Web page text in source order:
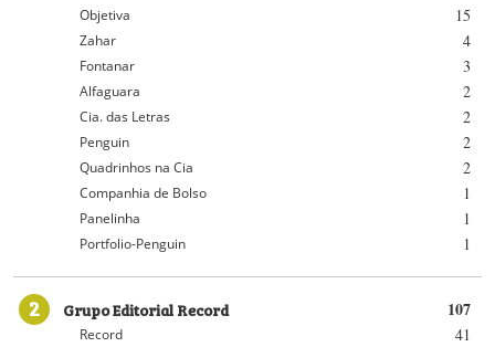
15
Objetiva
4
Zahar
3
Fontanar
2
Alfaguara
2
Cia. das Letras
2
Penguin
2
Quadrinhos na Cia
1
Companhia de Bolso
1
Panelinha
1
Portfolio-Penguin
2 107
Grupo Editorial Record
41
Record